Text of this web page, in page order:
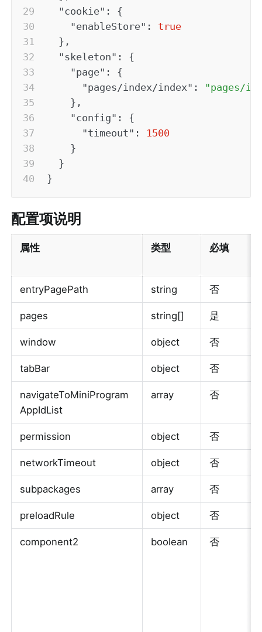
"cookie" :
{
"enableStore" :
true
} ,
"skeleton" :
{
"page" :
{
"pages/index/index" :
"pages/
} ,
"config" :
{
"timeout" :
1500
}
}
}
配置项说明
属性 类型 必填
entryPagePath string 否
pages string[] 是
window object 否
tabBar object 否
navigateToMiniProgram
AppIdList
array 否
permission object 否
networkTimeout object 否
subpackages array 否
preloadRule object 否
component2 boolean 否